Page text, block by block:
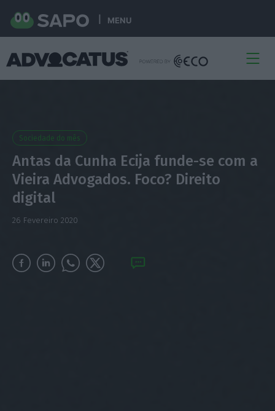
MENU
Sociedade do mês
Antas da Cunha Ecija funde-se com a
Vieira Advogados. Foco? Direito
digital
26 Fevereiro 2020